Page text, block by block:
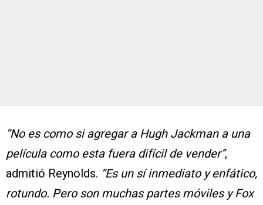
“No es como si agregar a Hugh Jackman a una
película como esta fuera difícil de vender”,
admitió Reynolds. “Es un sí inmediato y enfático,
rotundo. Pero son muchas partes móviles y Fox